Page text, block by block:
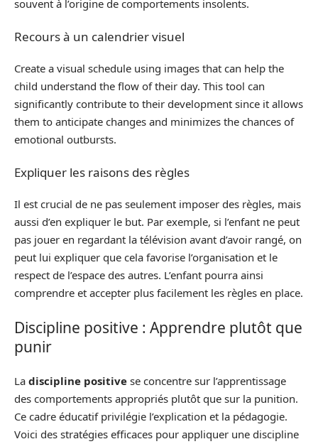
souvent à l’origine de comportements insolents.
Recours à un calendrier visuel
Create a visual schedule using images that can help the
child understand the flow of their day. This tool can
significantly contribute to their development since it allows
them to anticipate changes and minimizes the chances of
emotional outbursts.
Expliquer les raisons des règles
Il est crucial de ne pas seulement imposer des règles, mais
aussi d’en expliquer le but. Par exemple, si l’enfant ne peut
pas jouer en regardant la télévision avant d’avoir rangé, on
peut lui expliquer que cela favorise l’organisation et le
respect de l’espace des autres. L’enfant pourra ainsi
comprendre et accepter plus facilement les règles en place.
Discipline positive : Apprendre plutôt que
punir
La discipline positive se concentre sur l’apprentissage
des comportements appropriés plutôt que sur la punition.
Ce cadre éducatif privilégie l’explication et la pédagogie.
Voici des stratégies efficaces pour appliquer une discipline